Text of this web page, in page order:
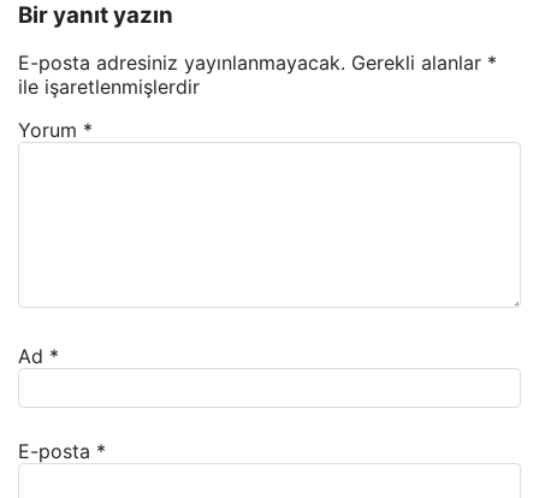
Bir yanıt yazın
E-posta adresiniz yayınlanmayacak. Gerekli alanlar *
ile işaretlenmişlerdir
Yorum *
Ad *
E-posta *